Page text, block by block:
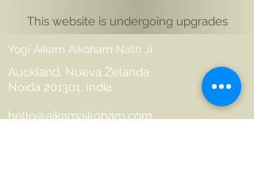
This website is undergoing upgrades
Yogi Aikam Aikoham Nath Ji
Auckland, Nueva Zelanda
Noida 201301, India
hello@aikamaikoham.com